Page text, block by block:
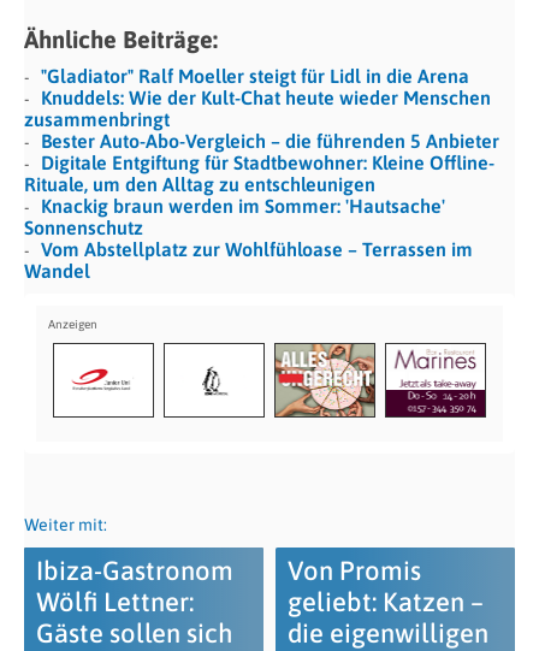
Ähnliche Beiträge:
"Gladiator" Ralf Moeller steigt für Lidl in die Arena
Knuddels: Wie der Kult-Chat heute wieder Menschen
zusammenbringt
Bester Auto-Abo-Vergleich – die führenden 5 Anbieter
Digitale Entgiftung für Stadtbewohner: Kleine Offline-
Rituale, um den Alltag zu entschleunigen
Knackig braun werden im Sommer: 'Hautsache'
Sonnenschutz
Vom Abstellplatz zur Wohlfühloase – Terrassen im
Wandel
Weiter mit:
Ibiza-Gastronom
Wölfi Lettner:
Gäste sollen sich
Von Promis
geliebt: Katzen –
die eigenwilligen